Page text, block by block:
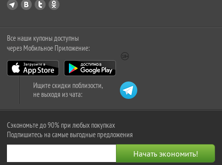
Все наши купоны доступны
через Мобильное Приложение:
Ищите скидки поблизости,
не выходя из чата:
Сэкономьте до 90% при любых покупках
Подпишитесь на самые выгодные предложения